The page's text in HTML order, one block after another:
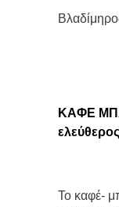
ΚΑΦΕ
Το καφέ-